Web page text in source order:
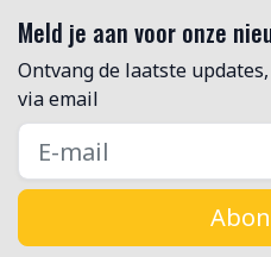
Meld je aan voor onze
Ontvang de laatste
via email